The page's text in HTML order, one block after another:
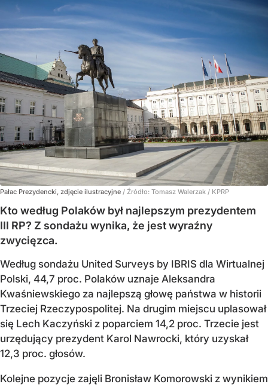
Pałac Prezydencki, zdjęcie ilustracyjne / Źródło: Tomasz Walerzak / KPRP
Kto według Polaków był najlepszym prezydentem
III RP? Z sondażu wynika, że jest wyraźny
zwycięzca.
Według sondażu United Surveys by IBRIS dla Wirtualnej
Polski, 44,7 proc. Polaków uznaje Aleksandra
Kwaśniewskiego za najlepszą głowę państwa w historii
Trzeciej Rzeczypospolitej. Na drugim miejscu uplasował
się Lech Kaczyński z poparciem 14,2 proc. Trzecie jest
urzędujący prezydent Karol Nawrocki, który uzyskał
12,3 proc. głosów.
Kolejne pozycje zajęli Bronisław Komorowski z wynikiem